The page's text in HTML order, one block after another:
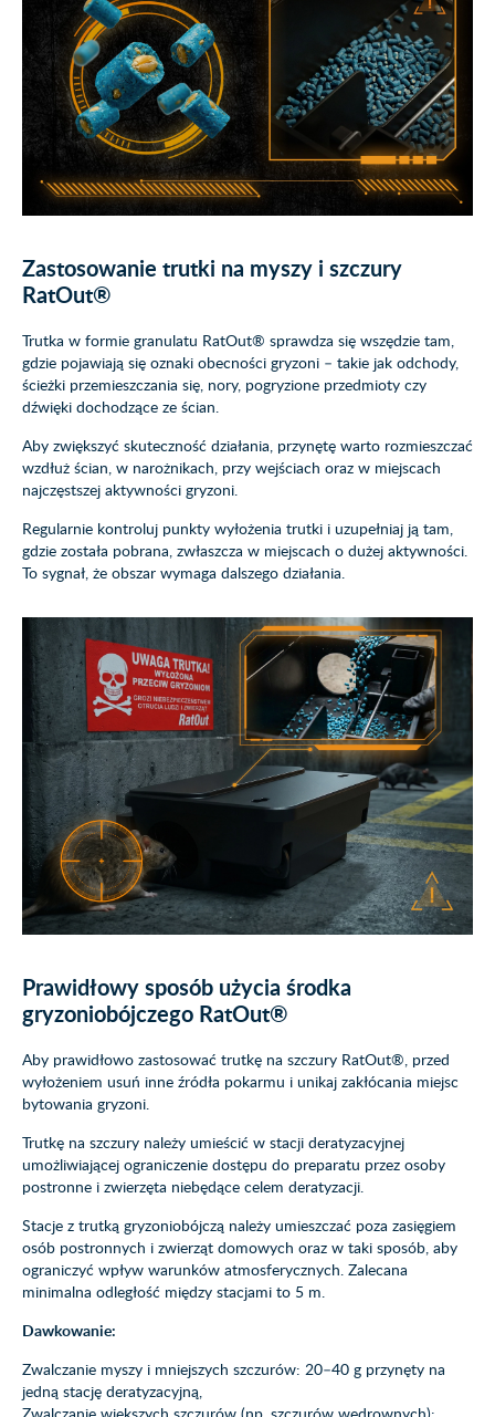
Zastosowanie trutki na myszy i szczury
RatOut®
Trutka w formie granulatu RatOut® sprawdza się wszędzie tam,
gdzie pojawiają się oznaki obecności gryzoni – takie jak odchody,
ścieżki przemieszczania się, nory, pogryzione przedmioty czy
dźwięki dochodzące ze ścian.
Aby zwiększyć skuteczność działania, przynętę warto rozmieszczać
wzdłuż ścian, w narożnikach, przy wejściach oraz w miejscach
najczęstszej aktywności gryzoni.
Regularnie kontroluj punkty wyłożenia trutki i uzupełniaj ją tam,
gdzie została pobrana, zwłaszcza w miejscach o dużej aktywności.
To sygnał, że obszar wymaga dalszego działania.
Prawidłowy sposób użycia środka
gryzoniobójczego RatOut®
Aby prawidłowo zastosować trutkę na szczury RatOut®, przed
wyłożeniem usuń inne źródła pokarmu i unikaj zakłócania miejsc
bytowania gryzoni.
Trutkę na szczury należy umieścić w stacji deratyzacyjnej
umożliwiającej ograniczenie dostępu do preparatu przez osoby
postronne i zwierzęta niebędące celem deratyzacji.
Stacje z trutką gryzoniobójczą należy umieszczać poza zasięgiem
osób postronnych i zwierząt domowych oraz w taki sposób, aby
ograniczyć wpływ warunków atmosferycznych. Zalecana
minimalna odległość między stacjami to 5 m.
Dawkowanie:
Zwalczanie myszy i mniejszych szczurów: 20–40 g przynęty na
jedną stację deratyzacyjną,